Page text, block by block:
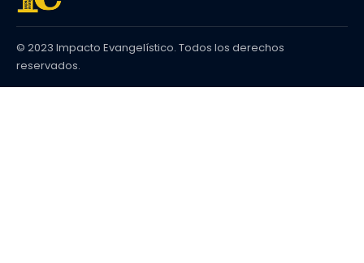
© 2023 Impacto Evangelístico. Todos los derechos
reservados.